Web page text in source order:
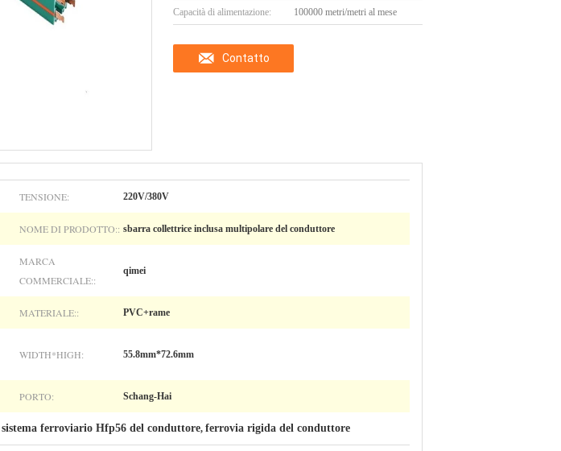
Capacità di alimentazione: 100000 metri/metri al mese
Contatto
TENSIONE: 220V/380V
NOME DI PRODOTTO:: sbarra collettrice inclusa multipolare del conduttore
MARCA
COMMERCIALE::
qimei
MATERIALE:: PVC+rame
WIDTH*HIGH: 55.8mm*72.6mm
PORTO: Schang-Hai
sistema ferroviario Hfp56 del conduttore, ferrovia rigida del conduttore